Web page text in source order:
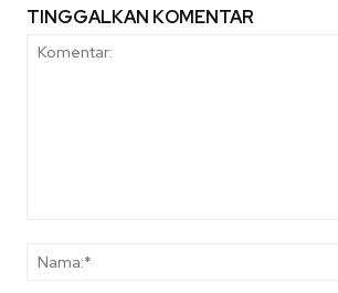
TINGGALKAN KOMENTAR